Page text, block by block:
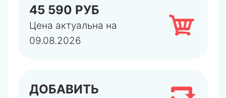
45 590 РУБ
Цена актуальна на
09.08.2026
ДОБАВИТЬ